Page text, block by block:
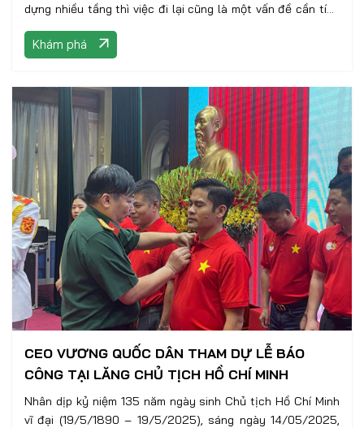
dựng nhiều tầng thì việc đi lại cũng là một vấn đề cần tính
toán
Khám phá
CEO VƯƠNG QUỐC DÂN THAM DỰ LỄ BÁO
CÔNG TẠI LĂNG CHỦ TỊCH HỒ CHÍ MINH
Nhân dịp kỷ niệm 135 năm ngày sinh Chủ tịch Hồ Chí Minh
vĩ đại (19/5/1890 – 19/5/2025), sáng ngày 14/05/2025,